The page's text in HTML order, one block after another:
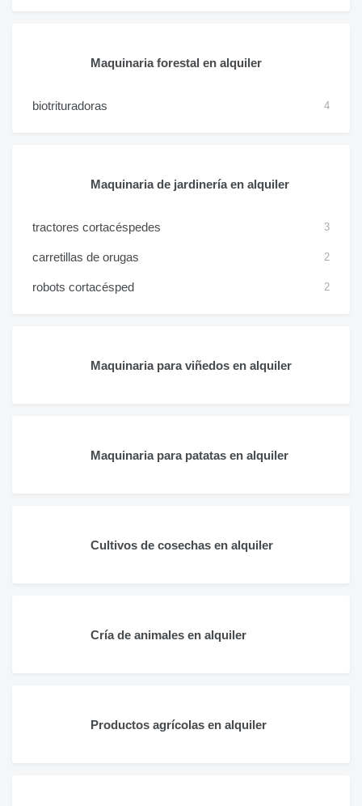
Maquinaria forestal en alquiler
biotrituradoras 4
Maquinaria de jardinería en alquiler
tractores cortacéspedes 3
carretillas de orugas 2
robots cortacésped 2
Maquinaria para viñedos en alquiler
Maquinaria para patatas en alquiler
Cultivos de cosechas en alquiler
Cría de animales en alquiler
Productos agrícolas en alquiler